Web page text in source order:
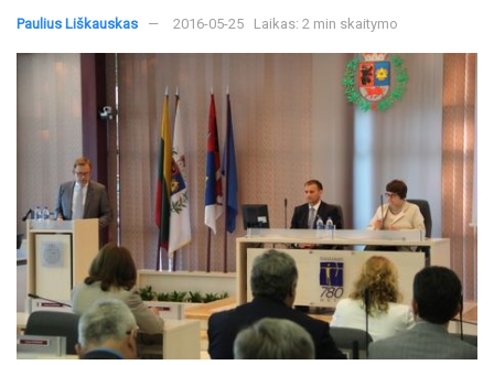
Paulius Liškauskas 2016-05-25 Laikas: 2 min skaitymo